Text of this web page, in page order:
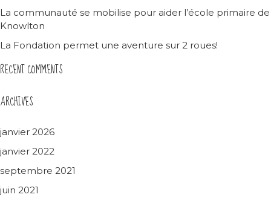
La communauté se mobilise pour aider l’école primaire de
Knowlton
La Fondation permet une aventure sur 2 roues!
RECENT COMMENTS
ARCHIVES
janvier 2026
janvier 2022
septembre 2021
juin 2021